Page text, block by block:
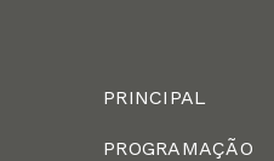
PRINCIPAL
PROGRAMAÇÃO